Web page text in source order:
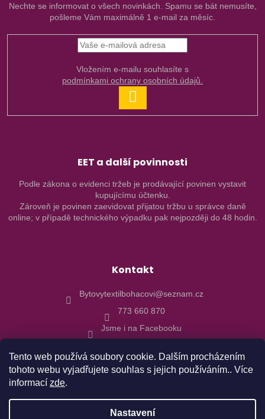
Tento web používá soubory cookie. Dalším procházením
tohoto webu vyjadřujete souhlas s jejich používáním.. Více
informací zde.
Nastavení
Nechte se informovat o všech novinkách. Spamu se bát nemusíte,
pošleme Vám maximálně 1 e-mail za měsíc.
podmínkami ochrany osobních údajů.
SE
EET a další povinnosti
Podle zákona o evidenci tržeb je prodávající povinen vystavit
kupujícímu účtenku.
Zároveň je povinen zaevidovat přijatou tržbu u správce daně
online; v případě technického výpadku pak nejpozději do 48 hodin.
Kontakt
Bytovytextilbohacovi@seznam.cz
773 660 870
Jsme i na Facebooku